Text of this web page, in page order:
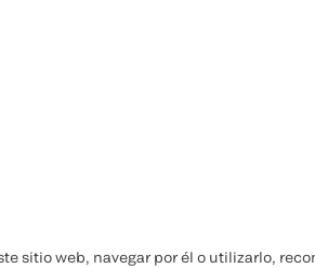
sitio web, navegar por él o utilizarlo,